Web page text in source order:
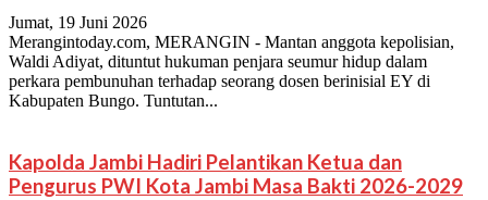
Jumat, 19 Juni 2026
Merangintoday.com, MERANGIN - Mantan anggota kepolisian,
Waldi Adiyat, dituntut hukuman penjara seumur hidup dalam
perkara pembunuhan terhadap seorang dosen berinisial EY di
Kabupaten Bungo. Tuntutan...
Kapolda Jambi Hadiri Pelantikan Ketua dan
Pengurus PWI Kota Jambi Masa Bakti 2026-2029